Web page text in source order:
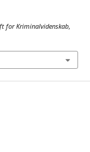
for Kriminalvidenskab,